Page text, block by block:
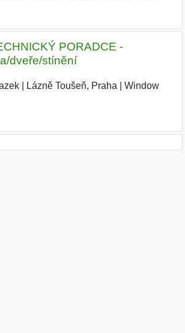
PORADCE -
dveře/stínění
Lázně Toušeň, Praha
Window